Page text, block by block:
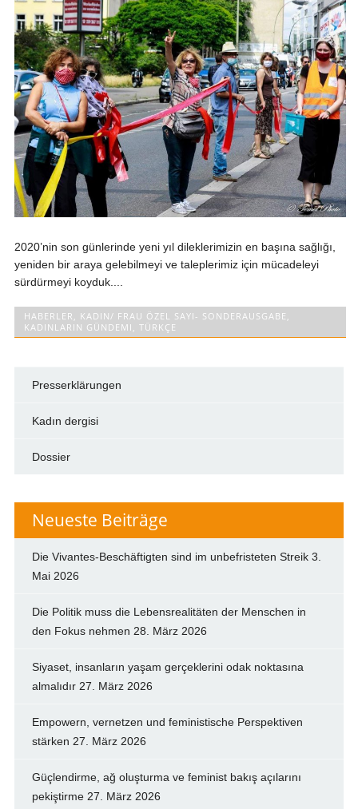
2020’nin son günlerinde yeni yıl dileklerimizin en başına sağlığı,
yeniden bir araya gelebilmeyi ve taleplerimiz için mücadeleyi
sürdürmeyi koyduk....
HABERLER KADIN/ FRAU ÖZEL SAYI- SONDERAUSGABE
KADINLARIN GÜNDEMI
,TÜRKÇE
Presserklärungen
Kadın dergisi
Dossier
Neueste Beiträge
Die Vivantes-Beschäftigten sind im unbefristeten Streik 3.
Mai 2026
Die Politik muss die Lebensrealitäten der Menschen in
den Fokus nehmen 28. März 2026
Siyaset, insanların yaşam gerçeklerini odak noktasına
almalıdır 27. März 2026
Empowern, vernetzen und feministische Perspektiven
stärken 27. März 2026
Güçlendirme, ağ oluşturma ve feminist bakış açılarını
pekiştirme 27. März 2026